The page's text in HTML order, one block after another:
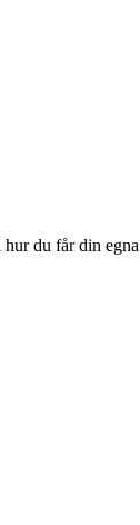
du får din egna